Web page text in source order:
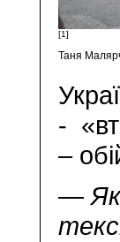
[1]
Таня
-
–
— Як